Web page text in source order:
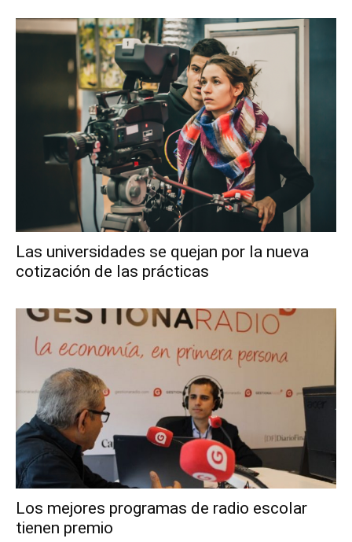
Las universidades se quejan por la nueva
cotización de las prácticas
Los mejores programas de radio escolar
tienen premio